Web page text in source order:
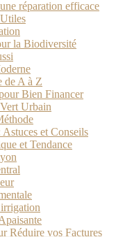
réparation efficace
la Biodiversité
de A à Z
Bien Financer
Urbain
et Conseils
et Tendance
Réduire vos Factures